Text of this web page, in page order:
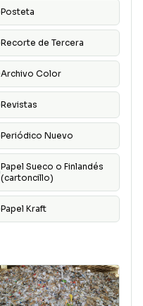
Posteta
Recorte de Tercera
Archivo Color
Revistas
Periódico Nuevo
Papel Sueco o Finlandés
(cartoncillo)
Papel Kraft